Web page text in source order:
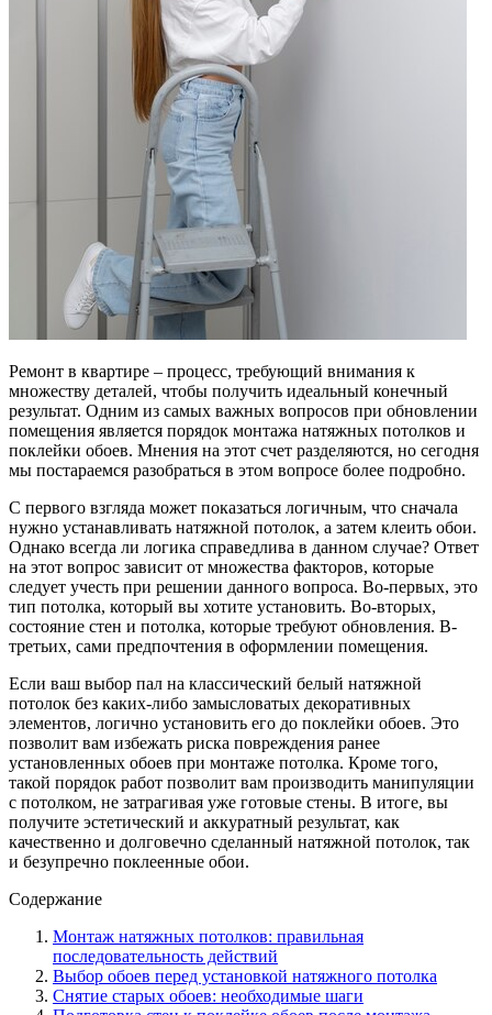
Ремонт в квартире – процесс, требующий внимания к
множеству деталей, чтобы получить идеальный конечный
результат. Одним из самых важных вопросов при обновлении
помещения является порядок монтажа натяжных потолков и
поклейки обоев. Мнения на этот счет разделяются, но сегодня
мы постараемся разобраться в этом вопросе более подробно.
С первого взгляда может показаться логичным, что сначала
нужно устанавливать натяжной потолок, а затем клеить обои.
Однако всегда ли логика справедлива в данном случае? Ответ
на этот вопрос зависит от множества факторов, которые
следует учесть при решении данного вопроса. Во-первых, это
тип потолка, который вы хотите установить. Во-вторых,
состояние стен и потолка, которые требуют обновления. В-
третьих, сами предпочтения в оформлении помещения.
Если ваш выбор пал на классический белый натяжной
потолок без каких-либо замысловатых декоративных
элементов, логично установить его до поклейки обоев. Это
позволит вам избежать риска повреждения ранее
установленных обоев при монтаже потолка. Кроме того,
такой порядок работ позволит вам производить манипуляции
с потолком, не затрагивая уже готовые стены. В итоге, вы
получите эстетический и аккуратный результат, как
качественно и долговечно сделанный натяжной потолок, так
и безупречно поклеенные обои.
Содержание
Монтаж натяжных потолков: правильная
последовательность действий
Выбор обоев перед установкой натяжного потолка
Снятие старых обоев: необходимые шаги